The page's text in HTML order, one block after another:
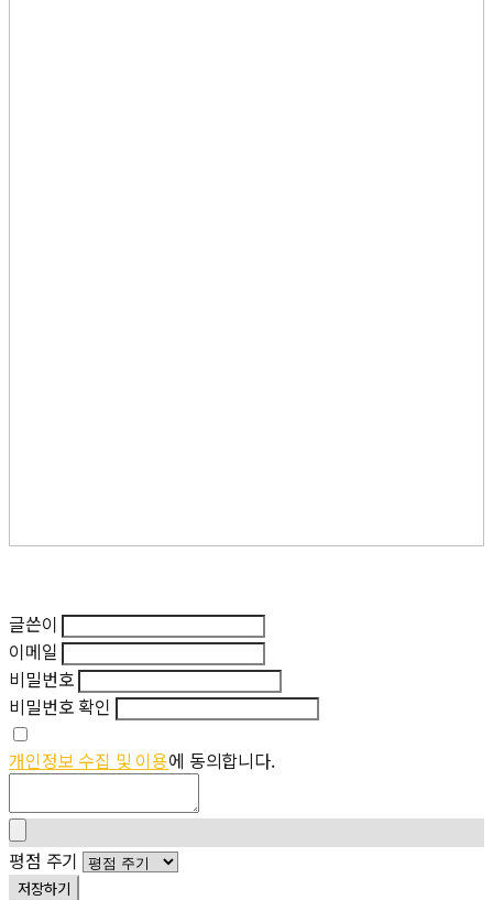
글쓴이
이메일
비밀번호
비밀번호 확인
개인정보 수집 및 이용에 동의합니다.
평점 주기
저장하기